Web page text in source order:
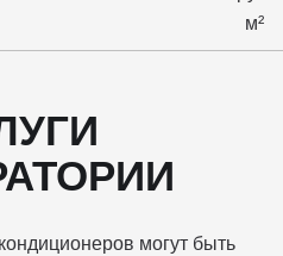
м²
могут быть